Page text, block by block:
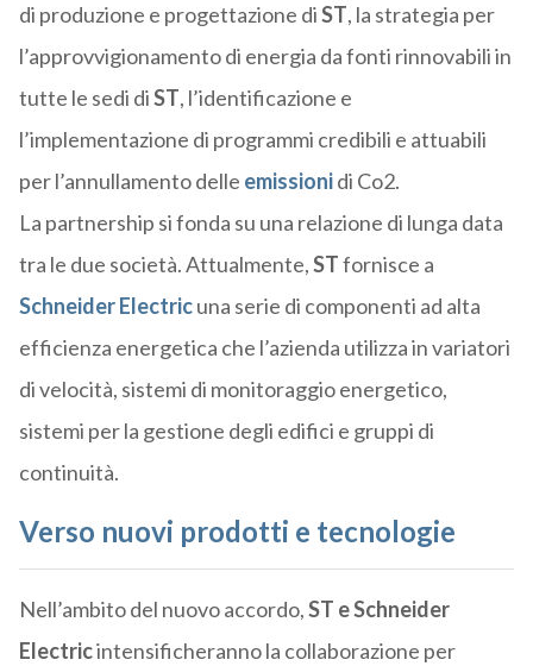
di produzione e progettazione diST, la strategia per
l’approvvigionamento di energia da fonti rinnovabili in
tutte le sedi diST, l’identificazione e
l’implementazione di programmi credibili e attuabili
per l’annullamento delle emissionidi Co2.
La partnership si fonda su una relazione di lunga data
tra le due società. Attualmente,STfornisce a
Schneider Electricuna serie di componenti ad alta
efficienza energetica che l’azienda utilizza in variatori
di velocità, sistemi di monitoraggio energetico,
sistemi per la gestione degli edifici e gruppi di
continuità.
Verso nuovi prodotti e tecnologie
Nell’ambito del nuovo accordo,ST e Schneider
Electricintensificheranno la collaborazione per